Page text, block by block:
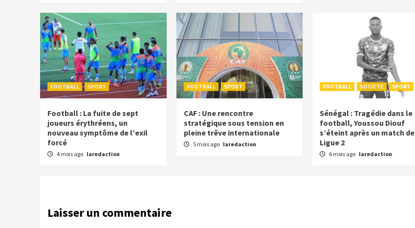
FOOTBALL SPORT
Football : La fuite de sept
joueurs érythréens, un
nouveau symptôme de l’exil
forcé
4 mois ago laredaction
FOOTBALL SPORT
CAF : Une rencontre
stratégique sous tension en
pleine trêve internationale
5 mois ago laredaction
FOOTBALL SOCIETE SPORT
Sénégal : Tragédie dans le
football, Youssou Diouf
s’éteint après un match de
Ligue 2
6 mois ago laredaction
Laisser un commentaire